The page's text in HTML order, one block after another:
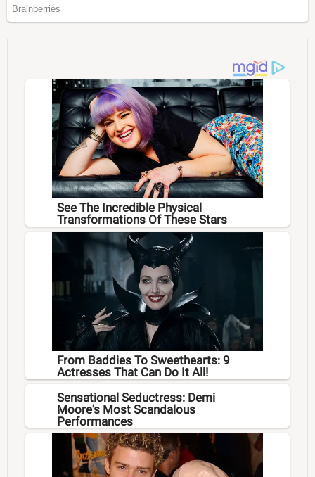
See The Incredible Physical
Transformations Of These Stars
From Baddies To Sweethearts: 9
Actresses That Can Do It All!
Sensational Seductress: Demi
Moore's Most Scandalous
Performances